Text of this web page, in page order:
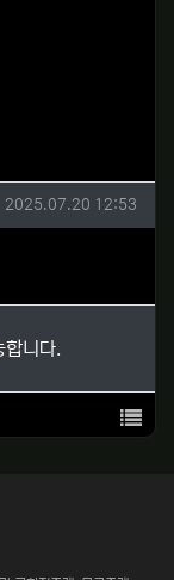
작성일
2025.07.20 12:53
합니다.
목록